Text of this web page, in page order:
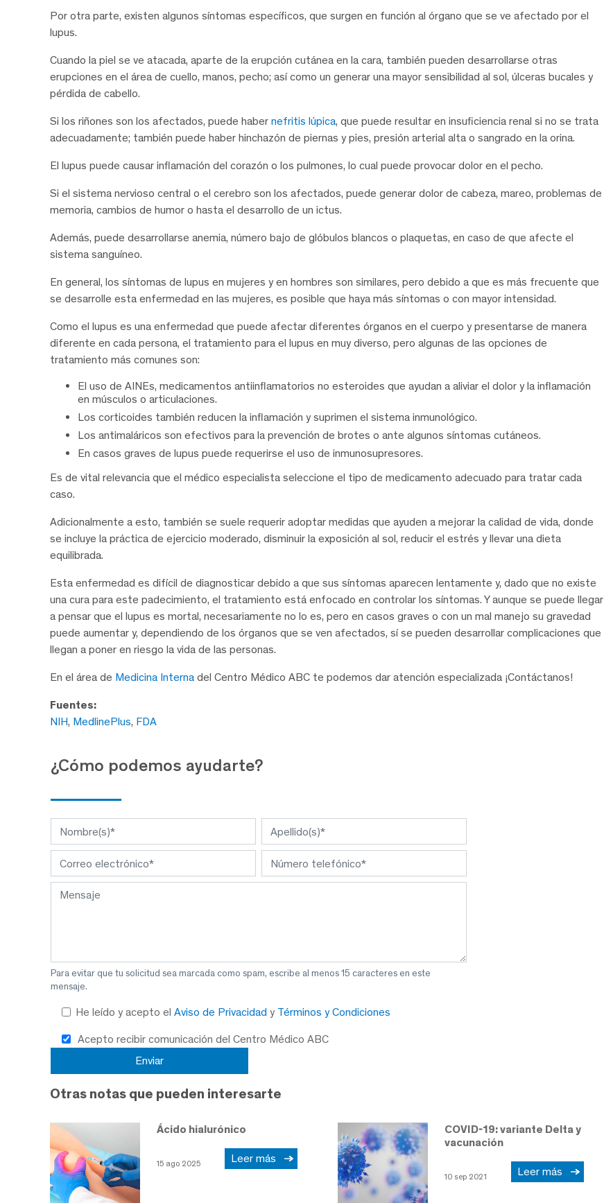
Por otra parte, existen algunos síntomas específicos, que surgen en función al órgano que se ve afectado por el
lupus.
Cuando la piel se ve atacada, aparte de la erupción cutánea en la cara, también pueden desarrollarse otras
erupciones en el área de cuello, manos, pecho; así como un generar una mayor sensibilidad al sol, úlceras bucales y
pérdida de cabello.
Si los riñones son los afectados, puede haber nefritis lúpica, que puede resultar en insuficiencia renal si no se trata
adecuadamente; también puede haber hinchazón de piernas y pies, presión arterial alta o sangrado en la orina.
El lupus puede causar inflamación del corazón o los pulmones, lo cual puede provocar dolor en el pecho.
Si el sistema nervioso central o el cerebro son los afectados, puede generar dolor de cabeza, mareo, problemas de
memoria, cambios de humor o hasta el desarrollo de un ictus.
Además, puede desarrollarse anemia, número bajo de glóbulos blancos o plaquetas, en caso de que afecte el
sistema sanguíneo.
En general, los síntomas de lupus en mujeres y en hombres son similares, pero debido a que es más frecuente que
se desarrolle esta enfermedad en las mujeres, es posible que haya más síntomas o con mayor intensidad.
Como el lupus es una enfermedad que puede afectar diferentes órganos en el cuerpo y presentarse de manera
diferente en cada persona, el tratamiento para el lupus en muy diverso, pero algunas de las opciones de
tratamiento más comunes son:
El uso de AINEs, medicamentos antiinflamatorios no esteroides que ayudan a aliviar el dolor y la inflamación
en músculos o articulaciones.
Los corticoides también reducen la inflamación y suprimen el sistema inmunológico.
Los antimaláricos son efectivos para la prevención de brotes o ante algunos síntomas cutáneos.
En casos graves de lupus puede requerirse el uso de inmunosupresores.
Es de vital relevancia que el médico especialista seleccione el tipo de medicamento adecuado para tratar cada
caso.
Adicionalmente a esto, también se suele requerir adoptar medidas que ayuden a mejorar la calidad de vida, donde
se incluye la práctica de ejercicio moderado, disminuir la exposición al sol, reducir el estrés y llevar una dieta
equilibrada.
Esta enfermedad es difícil de diagnosticar debido a que sus síntomas aparecen lentamente y, dado que no existe
una cura para este padecimiento, el tratamiento está enfocado en controlar los síntomas. Y aunque se puede llegar
a pensar que el lupus es mortal, necesariamente no lo es, pero en casos graves o con un mal manejo su gravedad
puede aumentar y, dependiendo de los órganos que se ven afectados, sí se pueden desarrollar complicaciones que
llegan a poner en riesgo la vida de las personas.
En el área de Medicina Interna del Centro Médico ABC te podemos dar atención especializada ¡Contáctanos!
Fuentes:
NIH, MedlinePlus, FDA
¿Cómo podemos ayudarte?
Para evitar que tu solicitud sea marcada como spam, escribe al menos 15 caracteres en este
mensaje.
He leído y acepto el Aviso de Privacidad y Términos y Condiciones
Acepto recibir comunicación del Centro Médico ABC
Otras notas que pueden interesarte
Ácido hialurónico
15 ago 2025 Leer más
COVID-19: variante Delta y
vacunación
10 sep 2021 Leer más